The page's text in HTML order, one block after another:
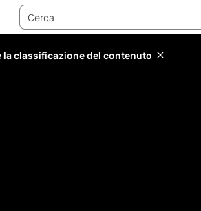
classificazione del contenuto